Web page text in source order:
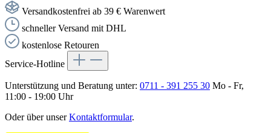
Versandkostenfrei ab 39 € Warenwert
schneller Versand mit DHL
kostenlose Retouren
Service-Hotline
Unterstützung und Beratung unter: 0711 - 391 255 30 Mo - Fr,
11:00 - 19:00 Uhr
Oder über unserKontaktformular.